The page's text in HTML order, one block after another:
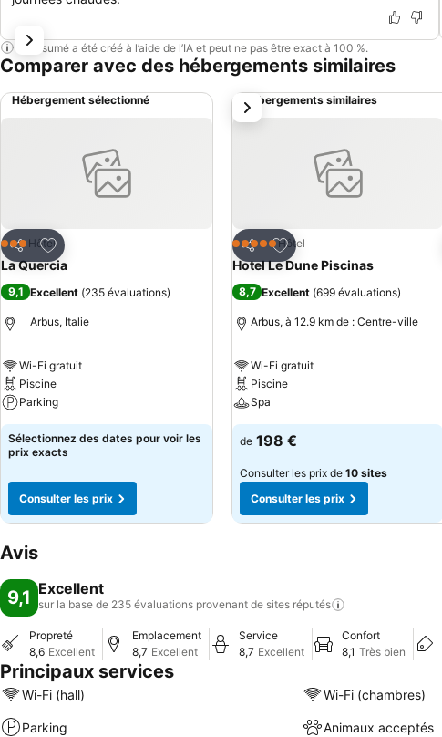
Ce résumé a été créé à l’aide de l’IA et peut ne pas être exact à 100 %.
Comparer avec des hébergements similaires
Hébergement sélectionné
Partager
Ajouter à mes favoris
3 ÉtoilesHôtel
La Quercia
9,1 Excellent (235 évaluations)
Arbus, Italie
Wi-Fi gratuit
Piscine
Parking
Sélectionnez des dates pour voir les
prix exacts
Consulter les prix
Hébergements similaires
Partager
Ajouter à mes favoris
5 Étoiles Hôtel
Hotel Le Dune Piscinas
8,7 Excellent (699 évaluations)
Arbus, à 12.9 km de : Centre-ville
Wi-Fi gratuit
Piscine
Spa
de 198 €
Consulter les prix de 10 sites
Consulter les prix
suivant
Avis
9,1 Excellent
sur la base de 235 évaluations provenant de sites réputés
Propreté
8,6 Excellent
Emplacement
8,7 Excellent
Service
8,7 Excellent
Confort
8,1 Très bien
Principaux services
Wi-Fi (hall) Wi-Fi (chambres)
Parking Animaux acceptés